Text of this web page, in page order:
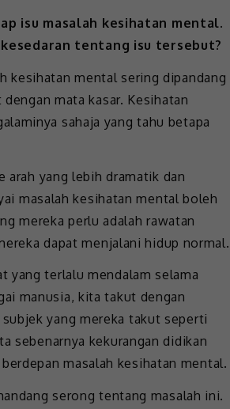
isu masalah kesihatan mental.
kesedaran tentang isu tersebut?
kesihatan mental sering dipandang
mata kasar. Kesihatan
sahaja yang tahu betapa
yang lebih dramatik dan
masalah kesihatan mental boleh
mereka perlu adalah rawatan
dapat menjalani hidup normal.
yang terlalu mendalam selama
manusia, kita takut dengan
yang mereka takut seperti
sebenarnya kekurangan didikan
masalah kesihatan mental.
serong tentang masalah ini.